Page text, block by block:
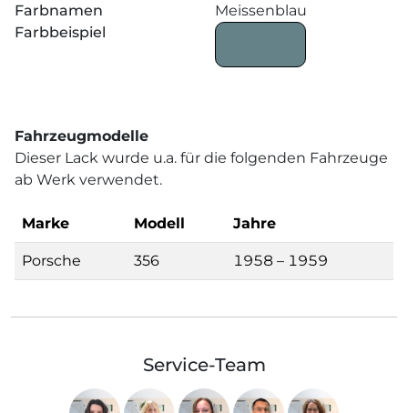
Farbnamen
Meissenblau
Farbbeispiel
Fahrzeugmodelle
Dieser Lack wurde u.a. für die folgenden Fahrzeuge
ab Werk verwendet.
Marke Modell Jahre
Porsche 356 1958 – 1959
Service-Team